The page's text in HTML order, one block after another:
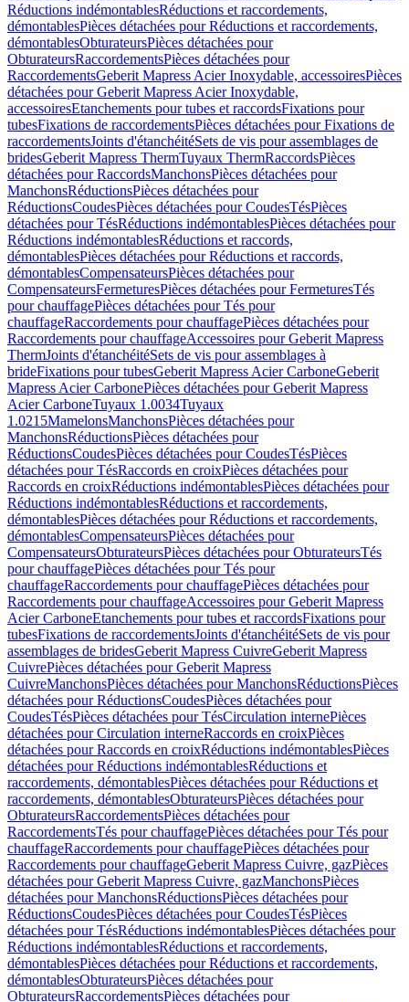
Réductions indémontablesRéductions et raccordements,
démontablesPièces détachées pour Réductions et raccordements,
démontablesObturateursPièces détachées pour
ObturateursRaccordementsPièces détachées pour
RaccordementsGeberit Mapress Acier Inoxydable, accessoiresPièces
détachées pour Geberit Mapress Acier Inoxydable,
accessoiresEtanchements pour tubes et raccordsFixations pour
tubesFixations de raccordementsPièces détachées pour Fixations de
raccordementsJoints d'étanchéitéSets de vis pour assemblages de
bridesGeberit Mapress ThermTuyaux ThermRaccordsPièces
détachées pour RaccordsManchonsPièces détachées pour
ManchonsRéductionsPièces détachées pour
RéductionsCoudesPièces détachées pour CoudesTésPièces
détachées pour TésRéductions indémontablesPièces détachées pour
Réductions indémontablesRéductions et raccords,
démontablesPièces détachées pour Réductions et raccords,
démontablesCompensateursPièces détachées pour
CompensateursFermeturesPièces détachées pour FermeturesTés
pour chauffagePièces détachées pour Tés pour
chauffageRaccordements pour chauffagePièces détachées pour
Raccordements pour chauffageAccessoires pour Geberit Mapress
ThermJoints d'étanchéitéSets de vis pour assemblages à
brideFixations pour tubesGeberit Mapress Acier CarboneGeberit
Mapress Acier CarbonePièces détachées pour Geberit Mapress
Acier CarboneTuyaux 1.0034Tuyaux
1.0215MamelonsManchonsPièces détachées pour
ManchonsRéductionsPièces détachées pour
RéductionsCoudesPièces détachées pour CoudesTésPièces
détachées pour TésRaccords en croixPièces détachées pour
Raccords en croixRéductions indémontablesPièces détachées pour
Réductions indémontablesRéductions et raccordements,
démontablesPièces détachées pour Réductions et raccordements,
démontablesCompensateursPièces détachées pour
CompensateursObturateursPièces détachées pour ObturateursTés
pour chauffagePièces détachées pour Tés pour
chauffageRaccordements pour chauffagePièces détachées pour
Raccordements pour chauffageAccessoires pour Geberit Mapress
Acier CarboneEtanchements pour tubes et raccordsFixations pour
tubesFixations de raccordementsJoints d'étanchéitéSets de vis pour
assemblages de bridesGeberit Mapress CuivreGeberit Mapress
CuivrePièces détachées pour Geberit Mapress
CuivreManchonsPièces détachées pour ManchonsRéductionsPièces
détachées pour RéductionsCoudesPièces détachées pour
CoudesTésPièces détachées pour TésCirculation internePièces
détachées pour Circulation interneRaccords en croixPièces
détachées pour Raccords en croixRéductions indémontablesPièces
détachées pour Réductions indémontablesRéductions et
raccordements, démontablesPièces détachées pour Réductions et
raccordements, démontablesObturateursPièces détachées pour
ObturateursRaccordementsPièces détachées pour
RaccordementsTés pour chauffagePièces détachées pour Tés pour
chauffageRaccordements pour chauffagePièces détachées pour
Raccordements pour chauffageGeberit Mapress Cuivre, gazPièces
détachées pour Geberit Mapress Cuivre, gazManchonsPièces
détachées pour ManchonsRéductionsPièces détachées pour
RéductionsCoudesPièces détachées pour CoudesTésPièces
détachées pour TésRéductions indémontablesPièces détachées pour
Réductions indémontablesRéductions et raccordements,
démontablesPièces détachées pour Réductions et raccordements,
démontablesObturateursPièces détachées pour
ObturateursRaccordementsPièces détachées pour